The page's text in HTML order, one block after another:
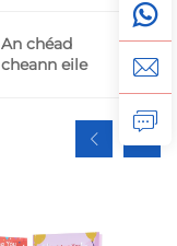
An chéad
cheann eile